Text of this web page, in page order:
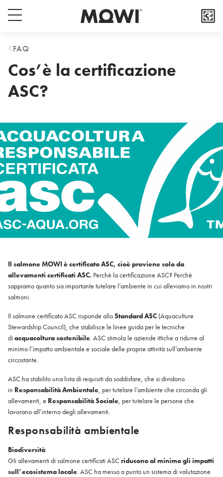
Menu switch button Select your
Popup close button
日本
日本語
대한민국
Europe
Deutschland
Deutsch
España
Español
France
Français
Italia
Italiano
Polska
Sverige
Svenska
United Kingdom
North America
United States
Global
MOWI Salmon Global
English
FAQ
Cos’è la certificazione
ASC?
Il salmone MOWI è certificato ASC, cioè proviene solo da
allevamenti certificati ASC. Perchè la certificazione ASC? Perchè
sappiamo quanto sia importante tutelare l’ambiente in cui alleviamo in nostri
salmoni.
Il salmone certificato ASC risponde alloStandard ASC (Aquaculture
Stewardship Council), che stabilisce le linee guida per le tecniche
di acquacoltura sostenibile . ASC stimola le aziende ittiche a ridurre al
minimo l’impatto ambientale e sociale delle proprie attività sull’ambiente
circostante.
ASC ha stabilito una lista di requisiti da soddisfare, che si dividono
in Responsabilità Ambientale , per tutelare l’ambiente che circonda gli
allevamenti, e Responsabilità Sociale , per tutelare le persone che
lavorano all’interno degli allevamenti.
Responsabilità ambientale
Biodiversità
Gli allevamenti di salmone certificati ASCriducono al minimo gli impatti
sull’ecosistema locale . ASC ha messo a punto un sistema di valutazione